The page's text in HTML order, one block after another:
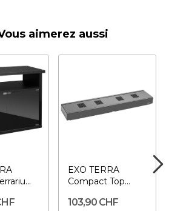
aimerez aussi
EXO TERRA
Compact Top
pour éclairage
103,90 CHF